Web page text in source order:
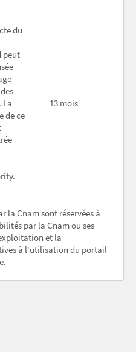
du
peut
La
de ce
13 mois
la Cnam sont réservées à
par la Cnam ou ses
et la
à l'utilisation du portail